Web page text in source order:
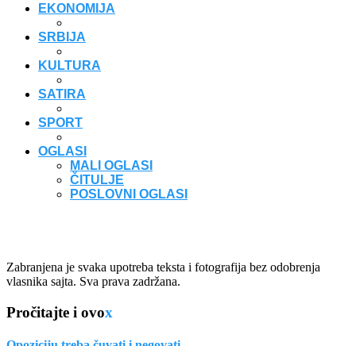
EKONOMIJA
SRBIJA
KULTURA
SATIRA
SPORT
OGLASI
MALI OGLASI
ČITULJE
POSLOVNI OGLASI
Zabranjena je svaka upotreba teksta i fotografija bez odobrenja
vlasnika sajta. Sva prava zadržana.
Pročitajte i ovox